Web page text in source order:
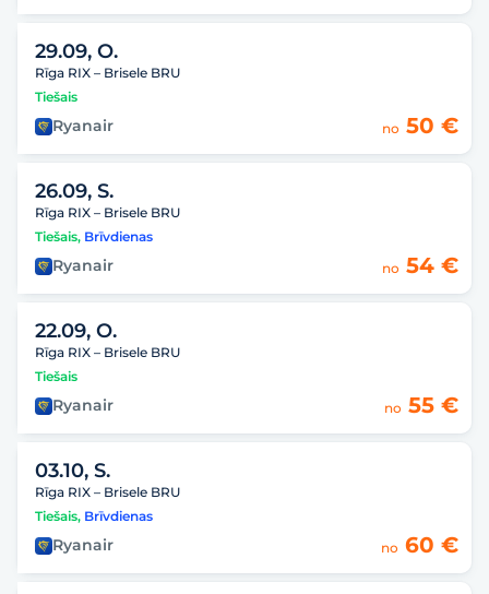
29.09, O.
Rīga RIX – Brisele BRU
Tiešais
Ryanair no 50 €
26.09, S.
Rīga RIX – Brisele BRU
Tiešais, Brīvdienas
Ryanair no 54 €
22.09, O.
Rīga RIX – Brisele BRU
Tiešais
Ryanair no 55 €
03.10, S.
Rīga RIX – Brisele BRU
Tiešais, Brīvdienas
Ryanair no 60 €